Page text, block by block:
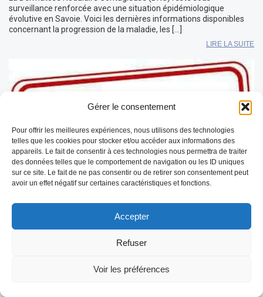
Gérer le consentement
Pour offrir les meilleures expériences, nous utilisons des technologies
telles que les cookies pour stocker et/ou accéder aux informations des
appareils. Le fait de consentir à ces technologies nous permettra de traiter
des données telles que le comportement de navigation ou les ID uniques
sur ce site. Le fait de ne pas consentir ou de retirer son consentement peut
avoir un effet négatif sur certaines caractéristiques et fonctions.
Accepter
Refuser
Voir les préférences
surveillance renforcée avec une situation épidémiologique
évolutive en Savoie. Voici les dernières informations disponibles
concernant la progression de la maladie, les […]
LIRE LA SUITE
REDEMARRAGE de l’épidémie FCO-3 en
Le principal signe clinique observé est une forte hyperthermie
supérieure à 40 C. Le traitement symptomatique repose sur